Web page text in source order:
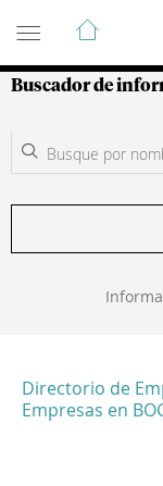
Guía de
Buscador de
Directorio de
Empresas en